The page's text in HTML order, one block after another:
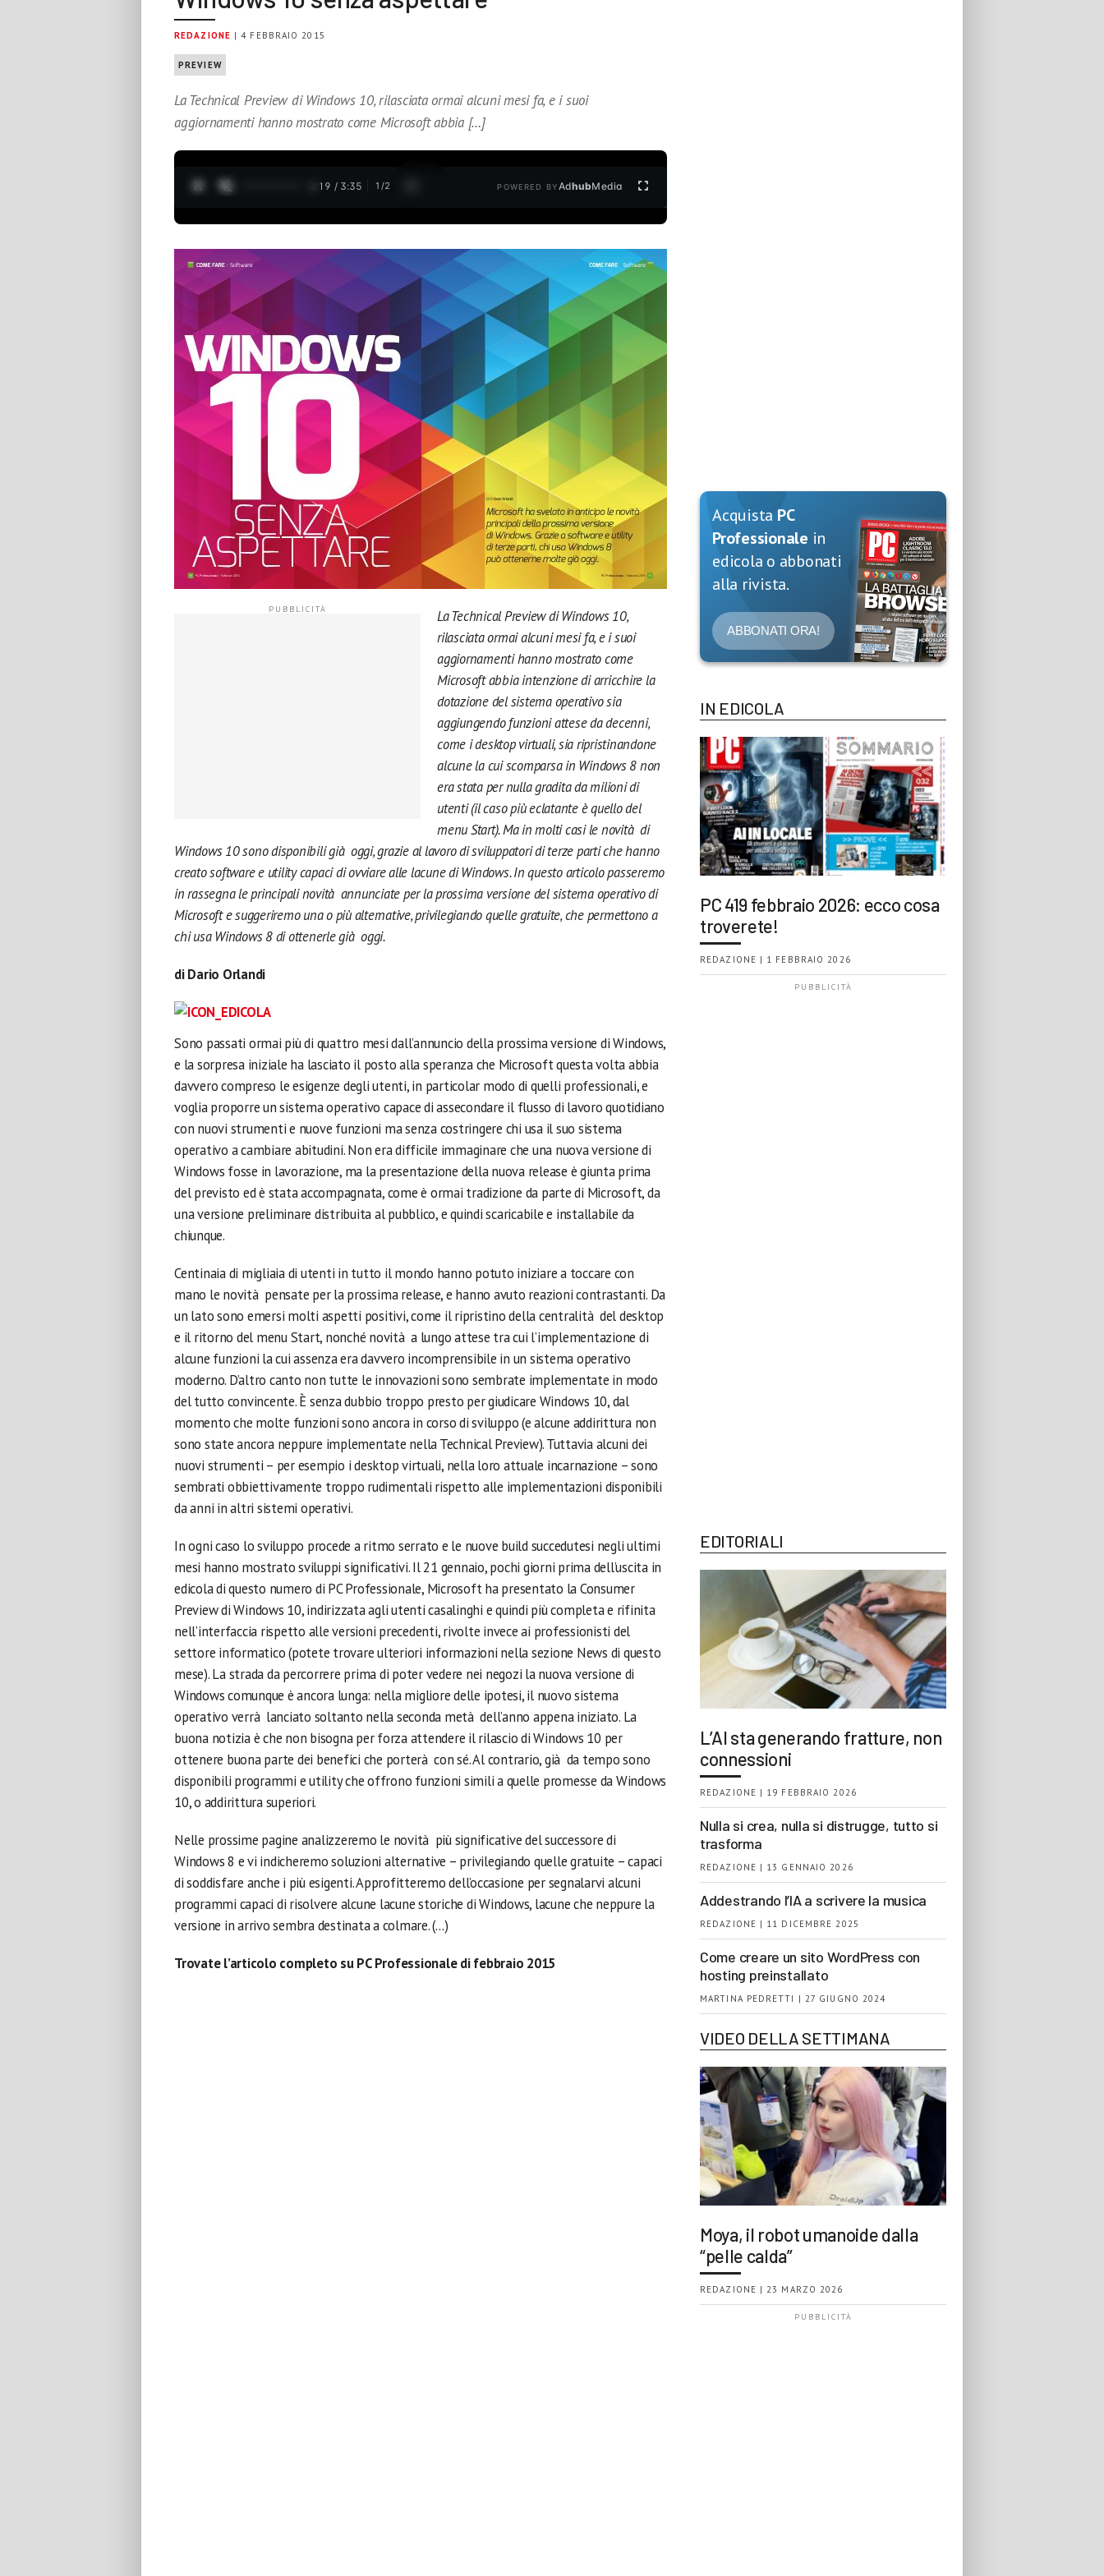
REDAZIONE | 4 FEBBRAIO 2015
PREVIEW
La Technical Preview di Windows 10, rilasciata ormai alcuni mesi fa, e i suoi
aggiornamenti hanno mostrato come Microsoft abbia […]
0:20 / 3:35 1 /2 POWERED BYAdhubMedia
La Technical Preview di Windows 10,
rilasciata ormai alcuni mesi fa, e i suoi
aggiornamenti hanno mostrato come
Microsoft abbia intenzione di arricchire la
dotazione del sistema operativo sia
aggiungendo funzioni attese da decenni,
come i desktop virtuali, sia ripristinandone
alcune la cui scomparsa in Windows 8 non
era stata per nulla gradita da milioni di
utenti (il caso più eclatante è quello del
menu Start). Ma in molti casi le novità di
Windows 10 sono disponibili già oggi, grazie al lavoro di sviluppatori di terze parti che hanno
creato software e utility capaci di ovviare alle lacune di Windows. In questo articolo passeremo
in rassegna le principali novità annunciate per la prossima versione del sistema operativo di
Microsoft e suggeriremo una o più alternative, privilegiando quelle gratuite, che permettono a
chi usa Windows 8 di ottenerle già oggi.
di Dario Orlandi
Sono passati ormai più di quattro mesi dall’annuncio della prossima versione di Windows,
e la sorpresa iniziale ha lasciato il posto alla speranza che Microsoft questa volta abbia
davvero compreso le esigenze degli utenti, in particolar modo di quelli professionali, e
voglia proporre un sistema operativo capace di assecondare il flusso di lavoro quotidiano
con nuovi strumenti e nuove funzioni ma senza costringere chi usa il suo sistema
operativo a cambiare abitudini. Non era difficile immaginare che una nuova versione di
Windows fosse in lavorazione, ma la presentazione della nuova release è giunta prima
del previsto ed è stata accompagnata, come è ormai tradizione da parte di Microsoft, da
una versione preliminare distribuita al pubblico, e quindi scaricabile e installabile da
chiunque.
Centinaia di migliaia di utenti in tutto il mondo hanno potuto iniziare a toccare con
mano le novità pensate per la prossima release, e hanno avuto reazioni contrastanti. Da
un lato sono emersi molti aspetti positivi, come il ripristino della centralità del desktop
e il ritorno del menu Start, nonché novità a lungo attese tra cui l’implementazione di
alcune funzioni la cui assenza era davvero incomprensibile in un sistema operativo
moderno. D’altro canto non tutte le innovazioni sono sembrate implementate in modo
del tutto convincente. È senza dubbio troppo presto per giudicare Windows 10, dal
momento che molte funzioni sono ancora in corso di sviluppo (e alcune addirittura non
sono state ancora neppure implementate nella Technical Preview). Tuttavia alcuni dei
nuovi strumenti – per esempio i desktop virtuali, nella loro attuale incarnazione – sono
sembrati obbiettivamente troppo rudimentali rispetto alle implementazioni disponibili
da anni in altri sistemi operativi.
In ogni caso lo sviluppo procede a ritmo serrato e le nuove build succedutesi negli ultimi
mesi hanno mostrato sviluppi significativi. Il 21 gennaio, pochi giorni prima dell’uscita in
edicola di questo numero di PC Professionale, Microsoft ha presentato la Consumer
Preview di Windows 10, indirizzata agli utenti casalinghi e quindi più completa e rifinita
nell’interfaccia rispetto alle versioni precedenti, rivolte invece ai professionisti del
settore informatico (potete trovare ulteriori informazioni nella sezione News di questo
mese). La strada da percorrere prima di poter vedere nei negozi la nuova versione di
Windows comunque è ancora lunga: nella migliore delle ipotesi, il nuovo sistema
operativo verrà lanciato soltanto nella seconda metà dell’anno appena iniziato. La
buona notizia è che non bisogna per forza attendere il rilascio di Windows 10 per
ottenere buona parte dei benefici che porterà con sé. Al contrario, già da tempo sono
disponibili programmi e utility che offrono funzioni simili a quelle promesse da Windows
10, o addirittura superiori.
Nelle prossime pagine analizzeremo le novità più significative del successore di
Windows 8 e vi indicheremo soluzioni alternative – privilegiando quelle gratuite – capaci
di soddisfare anche i più esigenti. Approfitteremo dell’occasione per segnalarvi alcuni
programmi capaci di risolvere alcune lacune storiche di Windows, lacune che neppure la
versione in arrivo sembra destinata a colmare. (…)
Trovate l’articolo completo su PC Professionale di febbraio 2015
Acquista PC
Professionale in
edicola o abbonati
alla rivista.
ABBONATI ORA!
IN EDICOLA
PC 419 febbraio 2026: ecco cosa
troverete!
REDAZIONE | 1 FEBBRAIO 2026
EDITORIALI
L’AI sta generando fratture, non
connessioni
REDAZIONE | 19 FEBBRAIO 2026
Nulla si crea, nulla si distrugge, tutto si
trasforma
REDAZIONE | 13 GENNAIO 2026
Addestrando l’IA a scrivere la musica
REDAZIONE | 11 DICEMBRE 2025
Come creare un sito WordPress con
hosting preinstallato
MARTINA PEDRETTI | 27 GIUGNO 2024
VIDEO DELLA SETTIMANA
Moya, il robot umanoide dalla
“pelle calda”
REDAZIONE | 23 MARZO 2026